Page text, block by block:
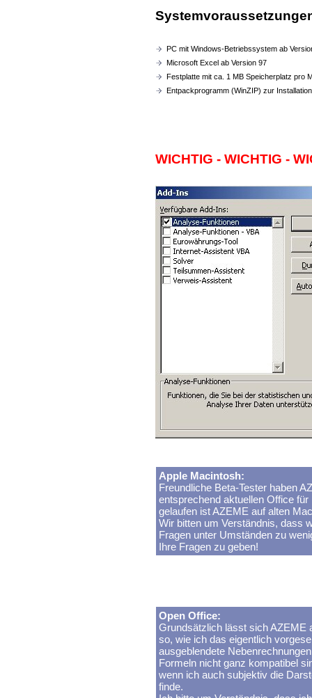
PC mit Windows-Betriebssystem ab
Microsoft Excel ab Version 97
Festplatte mit ca. 1 MB Speicherplatz pro
Entpackprogramm (WinZIP) zur Installation
WICHTIG - WICHTIG -
Apple Macintosh:
Freundliche Beta-Tester haben
entsprechend aktuellen Office
gelaufen ist AZEME auf alten
Wir bitten um Verständnis, dass
Fragen unter Umständen zu
Ihre Fragen zu geben!
Open Office:
Grundsätzlich lässt sich AZEME
so, wie ich das eigentlich
ausgeblendete
Formeln nicht ganz kompatibel
wenn ich auch subjektiv die
finde.